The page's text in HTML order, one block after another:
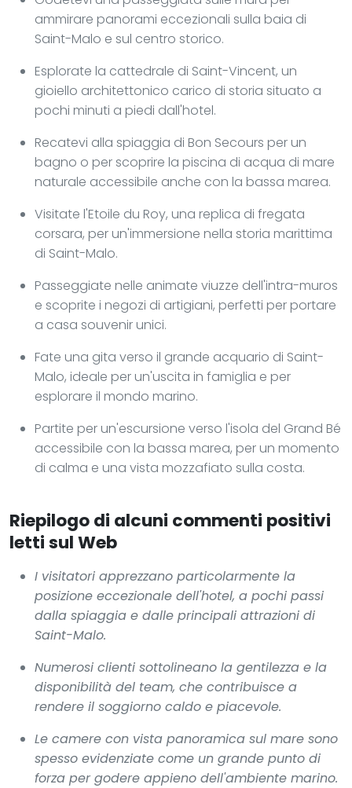
ammirare panorami eccezionali sulla baia di
Saint-Malo e sul centro storico.
Esplorate la cattedrale di Saint-Vincent, un
gioiello architettonico carico di storia situato a
pochi minuti a piedi dall'hotel.
Recatevi alla spiaggia di Bon Secours per un
bagno o per scoprire la piscina di acqua di mare
naturale accessibile anche con la bassa marea.
Visitate l'Etoile du Roy, una replica di fregata
corsara, per un'immersione nella storia marittima
di Saint-Malo.
Passeggiate nelle animate viuzze dell'intra-muros
e scoprite i negozi di artigiani, perfetti per portare
a casa souvenir unici.
Fate una gita verso il grande acquario di Saint-
Malo, ideale per un'uscita in famiglia e per
esplorare il mondo marino.
Partite per un'escursione verso l'isola del Grand Bé
accessibile con la bassa marea, per un momento
di calma e una vista mozzafiato sulla costa.
Riepilogo di alcuni commenti positivi
letti sul Web
I visitatori apprezzano particolarmente la
posizione eccezionale dell'hotel, a pochi passi
dalla spiaggia e dalle principali attrazioni di
Saint-Malo.
Numerosi clienti sottolineano la gentilezza e la
disponibilità del team, che contribuisce a
rendere il soggiorno caldo e piacevole.
Le camere con vista panoramica sul mare sono
spesso evidenziate come un grande punto di
forza per godere appieno dell'ambiente marino.